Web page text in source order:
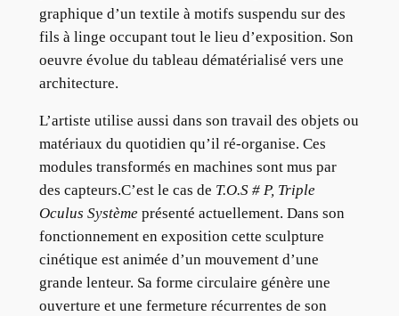
graphique d’un textile à motifs suspendu sur des
fils à linge occupant tout le lieu d’exposition. Son
oeuvre évolue du tableau dématérialisé vers une
architecture.
L’artiste utilise aussi dans son travail des objets ou
matériaux du quotidien qu’il ré-organise. Ces
modules transformés en machines sont mus par
des capteurs.C’est le cas de T.O.S # P, Triple
Oculus Systèmeprésenté actuellement. Dans son
fonctionnement en exposition cette sculpture
cinétique est animée d’un mouvement d’une
grande lenteur. Sa forme circulaire génère une
ouverture et une fermeture récurrentes de son